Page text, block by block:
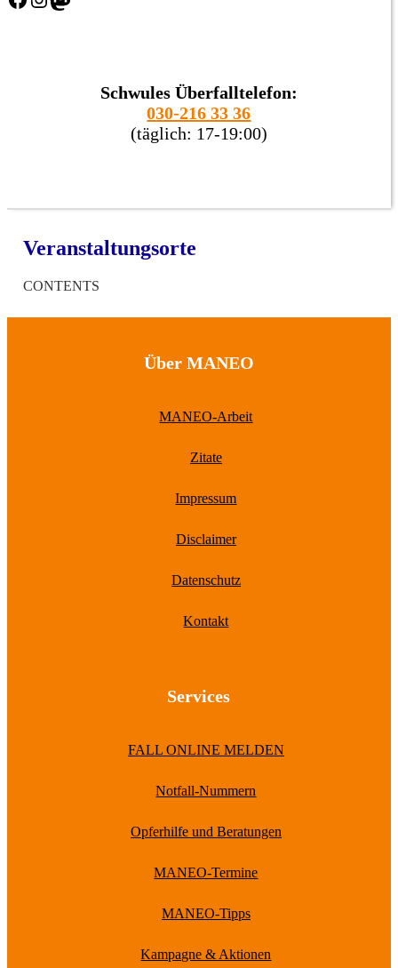
Schwules Überfalltelefon:
030-216 33 36
(täglich: 17-19:00)
Veranstaltungsorte
CONTENTS
Über MANEO
MANEO-Arbeit
Zitate
Impressum
Disclaimer
Datenschutz
Kontakt
Services
FALL ONLINE MELDEN
Notfall-Nummern
Opferhilfe und Beratungen
MANEO-Termine
MANEO-Tipps
Kampagne & Aktionen